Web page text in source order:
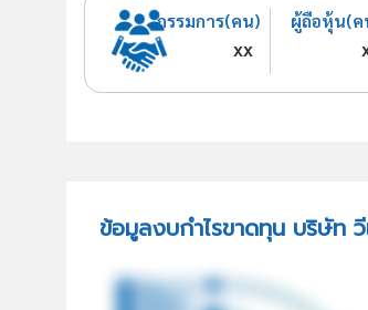
กรรมการ(คน)
xx
ผู้ถือหุ้น(ค
ข้อมูลงบกำไรขาดทุน บริษัท